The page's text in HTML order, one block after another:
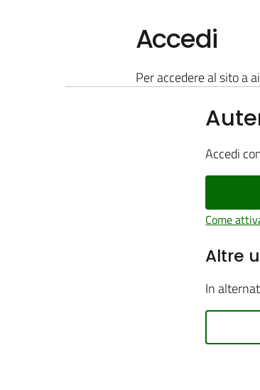
Accedi
Per accedere al sito a
Accedi
Come
Altre
In